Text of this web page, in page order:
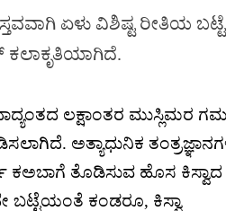
ಏಳು ವಿಶಿಷ್ಟ ರೀತಿಯ
ಲಕ್ಷಾಂತರ ಮುಸ್ಲಿಮರ
ಅತ್ಯಾಧುನಿಕ
ತೊಡಿಸುವ ಹೊಸ ಕಿಸ್ವಾದ
ಬಟ್ಟೆಯಂತೆ ಕಂಡರೂ, ಕಿಸ್ವಾ